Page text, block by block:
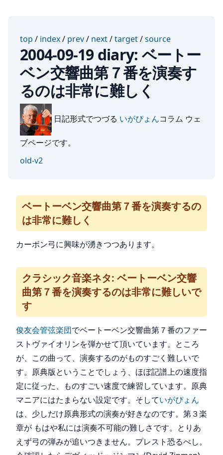
top / index/ prev/ next/target/source
2004-09-19 diary: ベートー
ベン交響曲第７番を演奏す
るのは非常に難しく
日記形式でつづる いがぴょんコラム ウェ
ブページです。
old-v2
ベートーベン交響曲第７番を演奏するの
は非常に難しく
カーボン弓に興味が湧きつつあります。
クラシック音楽ネタ: ベートーベン交響
曲第７番を演奏するのは非常に難しいで
す
俊友会管弦楽団でベートーベン交響曲第７番のファー
ストヴァイオリンを弾かせて頂いています。ところ
が、この曲って、演奏するのがものすごく難しいで
す。原典版ということでしょう、ほぼ記譜上の速度指
定に従った、ものすごい速度で練習しています。原典
マニアにはたまらない設定です。そしていがぴょん
は、少しだけ原典形式の演奏が好きなのです。第３楽
章が もはや私には演奏不可能の難しさです。とりあ
えず弓の弾みが追いつきません。プレスト恐るべし。